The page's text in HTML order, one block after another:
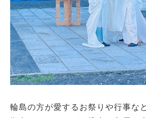
輪島の方が愛するお祭りや行事な